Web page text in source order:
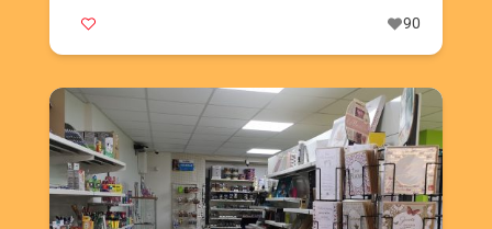
90